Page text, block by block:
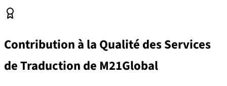
Contribution à la Qualité des Services
de Traduction de M21Global